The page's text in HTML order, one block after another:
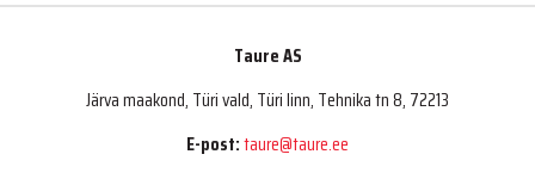
Taure AS
Järva maakond, Türi vald, Türi linn, Tehnika tn 8, 72213
E-post:taure@taure.ee